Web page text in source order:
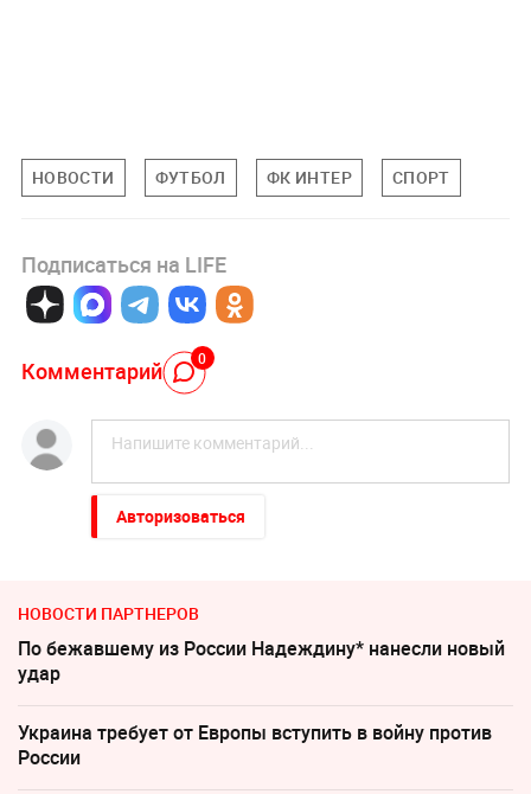
НОВОСТИ ФУТБОЛ ФК ИНТЕР СПОРТ
Подписаться на LIFE
Комментарий 0
Авторизоваться
НОВОСТИ ПАРТНЕРОВ
По бежавшему из России Надеждину* нанесли новый
удар
Украина требует от Европы вступить в войну против
России